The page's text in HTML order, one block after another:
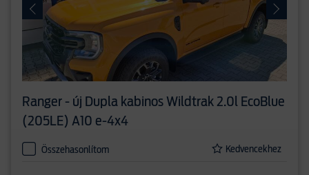
SUV
Ranger - új Dupla kabinos Wildtrak 2.0l EcoBlue
(205LE) A10 e-4x4
Összehasonlítom Kedvencekhez